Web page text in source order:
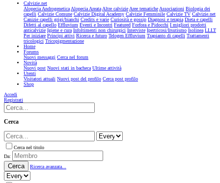
Calvizie.net
Alopecia AndrogeneticaAlopecia AreataAltre calvizieAree tematicheAssociazioni Biologia dei
capelli Calvizie Comune Calvizie Digital Academy Calvizie Femminile Calvizie TV Calvizie.net
Canizie capelli grigi/bianchi Credits e varie Curiosità e gossip Diagnosi e terapia Dieta e capelli
Difetti al capello Effluvium Eventi e Incontri Featured Forfora e Pidocchi I migliori prodotti
anticalvizie Igiene e cura Infoltimenti non chirurgici Interviste Ipertricosi/Irsutismo Isolinea LLLT
Per iniziare Principi attivi Ricerca e futuro Telogen Effluvium Trapianto di capelli Trattamenti
tricologici Tricopigmentazione
Home
Forums
Nuovi messaggi Cerca nel forum
Novità
Nuovi post Nuovi stati in bacheca Ultime attività
Utenti
Visitatori attuali Nuovi post del profilo Cerca post profilo
Shop
Accedi
Registrati
Cerca
Cerca nel titolo
Da:
Cerca Ricerca avanzata...